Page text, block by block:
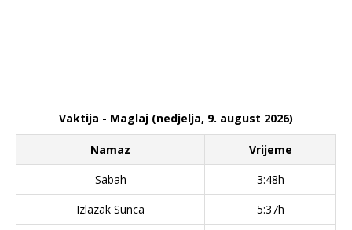
Vaktija - Maglaj (nedjelja, 9. august 2026)
Namaz
Vrijeme
Sabah
3:48h
Izlazak Sunca
5:37h